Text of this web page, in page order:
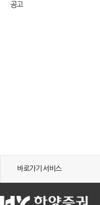
공고
바로가기 서비스